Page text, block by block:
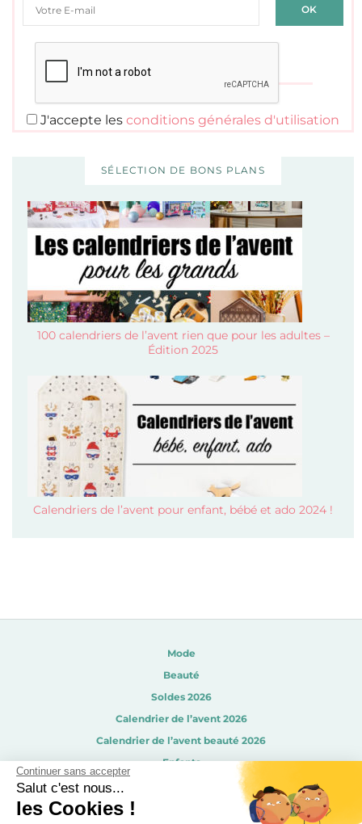
Continuer sans accepter
Salut c'est nous...
les Cookies !
J'accepte les conditions générales d'utilisation
SÉLECTION DE BONS PLANS
100 calendriers de l’avent rien que pour les adultes –
Édition 2025
Calendriers de l’avent pour enfant, bébé et ado 2024 !
Mode
Beauté
Soldes 2026
Calendrier de l’avent 2026
Calendrier de l’avent beauté 2026
Enfants
Disneyland Paris pas cher